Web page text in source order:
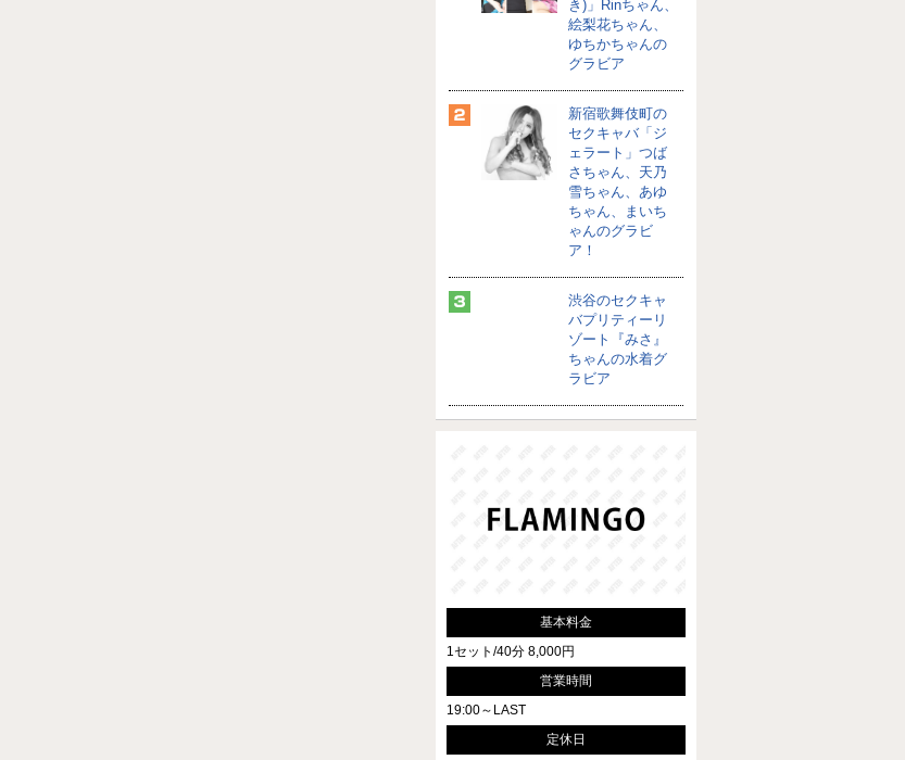
き)」Rinちゃん、
絵梨花ちゃん、
ゆちかちゃんの
グラビア
新宿歌舞伎町の
セクキャバ「ジ
ェラート」つば
さちゃん、天乃
雪ちゃん、あゆ
ちゃん、まいち
ゃんのグラビ
ア！
渋谷のセクキャ
バプリティーリ
ゾート『みさ』
ちゃんの水着グ
ラビア
基本料金
1セット/40分 8,000円
営業時間
19:00～LAST
定休日